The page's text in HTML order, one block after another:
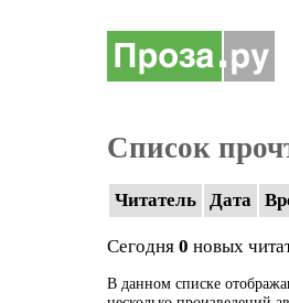
Список
Читатель Дата
Сегодня 0 новых
В данном списке